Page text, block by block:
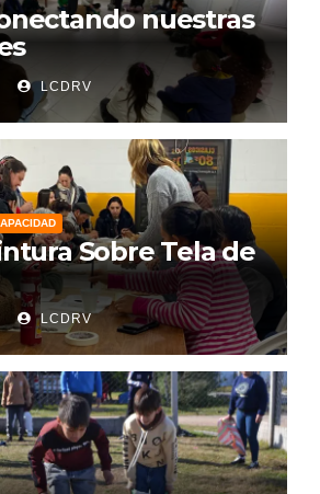
nuestras
LCDRV
Sobre Tela de
LCDRV